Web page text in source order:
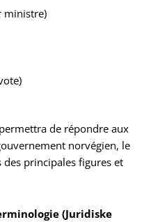
ministre)
de répondre aux
norvégien, le
des principales figures et
(Juridiske